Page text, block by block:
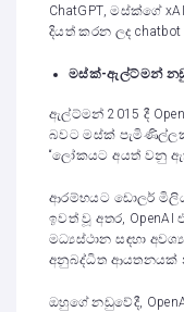
ChatGPT, මස්ක්ගේ
දියත් කරන ලද
මස්ක්-ඇල්ට්මන් නඩු
ඇල්ට්මන් 2015 දී
බවට මස්ක්
“ලෝකයට අයත් වනු
ආරම්භයට ඩොලර්
ඉවත් වූ අතර,
මධ්‍යස්ථාන සඳහා
අනුබද්ධිත ආයතනයක්
ඔහුගේ නඩුවේදී,